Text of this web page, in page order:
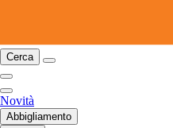
Cerca
Novità
Abbigliamento